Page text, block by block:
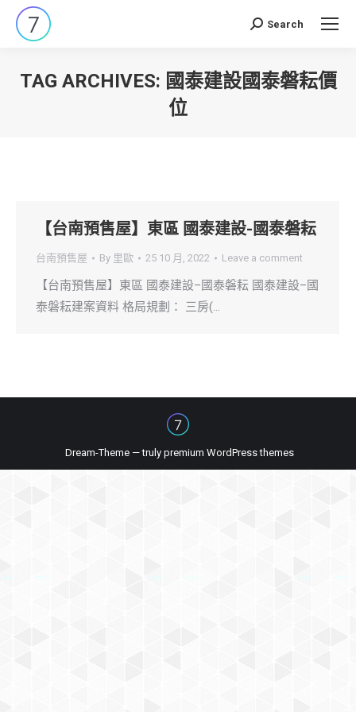
Search:
Search
TAG ARCHIVES: 國泰建設國泰磐耘價
位
【台南預售屋】東區 國泰建設-國泰磐耘
台南預售屋 By 里歐 25 10 月, 2022 Leave a comment
【台南預售屋】東區 國泰建設–國泰磐耘 國泰建設–國
泰磐耘建案資料 格局規劃： 三房(…
Dream-Theme — truly premium WordPress themes